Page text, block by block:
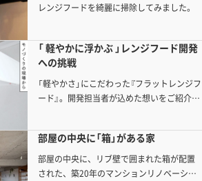
レンジフードを綺麗に掃除してみました。
「 軽やかに浮かぶ 」レンジフード開発
への挑戦
「軽やかさ」にこだわった『フラットレンジフ
ード』。開発担当者が込めた想いをご紹介し
部屋の中央に「箱」がある家
部屋の中央に、リブ壁で囲まれた箱が配置
された、築20年のマンションリノベーショ